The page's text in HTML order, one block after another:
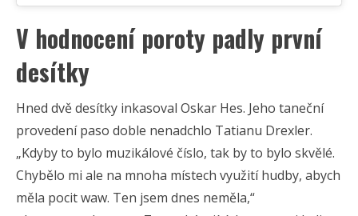
V hodnocení poroty padly první
desítky
Hned dvě desítky inkasoval Oskar Hes. Jeho taneční
provedení paso doble nenadchlo Tatianu Drexler.
„Kdyby to bylo muzikálové číslo, tak by to bylo skvělé.
Chybělo mi ale na mnoha místech využití hudby, abych
měla pocit waw. Ten jsem dnes neměla,“